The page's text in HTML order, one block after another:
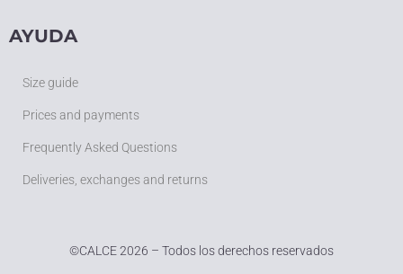
AYUDA
Size guide
Prices and payments
Frequently Asked Questions
Deliveries, exchanges and returns
©CALCE 2026 – Todos los derechos reservados